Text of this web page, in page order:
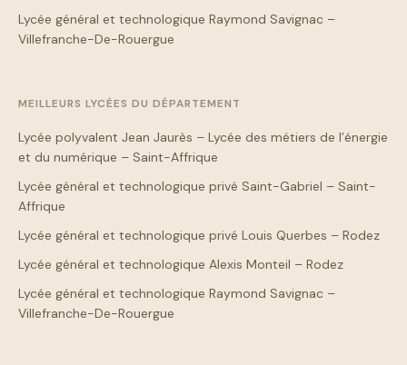
Lycée général et technologique Raymond Savignac –
Villefranche-De-Rouergue
MEILLEURS LYCÉES DU DÉPARTEMENT
Lycée polyvalent Jean Jaurès – Lycée des métiers de l’énergie
et du numérique – Saint-Affrique
Lycée général et technologique privé Saint-Gabriel – Saint-
Affrique
Lycée général et technologique privé Louis Querbes – Rodez
Lycée général et technologique Alexis Monteil – Rodez
Lycée général et technologique Raymond Savignac –
Villefranche-De-Rouergue